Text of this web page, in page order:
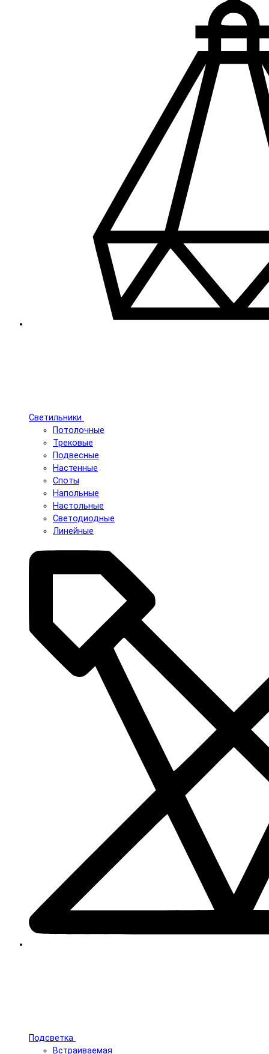
Светильники
Потолочные
Трековые
Подвесные
Настенные
Споты
Напольные
Настольные
Светодиодные
Линейные
Подсветка
Встраиваемая